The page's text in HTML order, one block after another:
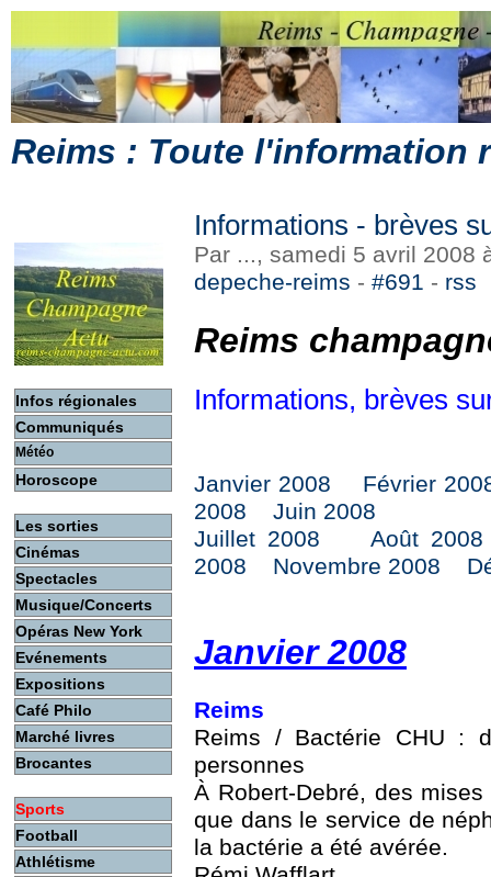
Reims : Toute l'information
Infos régionales
Communiqués
Météo
Horoscope
Les sorties
Cinémas
Spectacles
Musique/Concerts
Opéras New York
Evénements
Expositions
Café Philo
Marché livres
Brocantes
Sports
Football
Athlétisme
Informations - brèves
Par ..., samedi 5 avril 2008
depeche-reims - #691 - rss
Reims
Informations, brèves
Janvier 2008
Février
2008
Juin 2008
Juillet 2008
Août 2008
2008
Novembre 2008
Janvier 2008
Reims
Reims / Bactérie CHU :
personnes
À Robert-Debré, des
que dans le service de
la bactérie a été avérée.